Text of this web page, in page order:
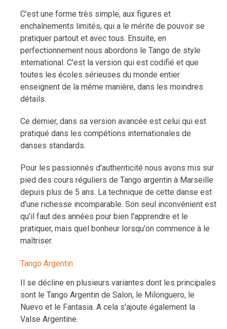
C'est une forme très simple, aux figures et
enchaînements limités, qui a le mérite de pouvoir se
pratiquer partout et avec tous. Ensuite, en
perfectionnement nous abordons le Tango de style
international. C'est la version qui est codifié et que
toutes les écoles sérieuses du monde entier
enseignent de la même manière, dans les moindres
détails.
Ce dernier, dans sa version avancée est celui qui est
pratiqué dans les compétions internationales de
danses standards.
Pour les passionnés d'authenticité nous avons mis sur
pied des cours réguliers de Tango argentin à Marseille
depuis plus de 5 ans. La technique de cette danse est
d'une richesse incomparable. Son seul inconvénient est
qu'il faut des années pour bien l'apprendre et le
pratiquer, mais quel bonheur lorsqu'on commence à le
maîtriser.
Tango Argentin
Il se décline en plusieurs variantes dont les principales
sont le Tango Argentin de Salon, le Milonguero, le
Nuevo et le Fantasia. A cela s'ajoute également la
Valse Argentine.